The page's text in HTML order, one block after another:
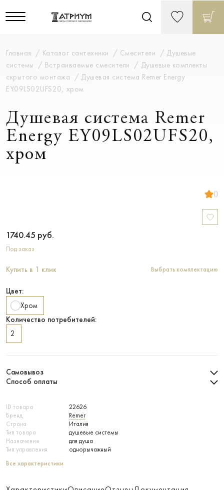
Главная Каталог сантехники Смесители
Душевые
системы
Встраиваемые смесители
Душевые комплекты
скрытого монтажа
Душевая система Remer Energy
EY09LS02UFS20, хром
Душевая система Remer
Energy EY09LS02UFS20,
хром
()
ID товара
22626
Бренд
Remer
Страна
Италия
Тип товара
душевые системы
Назначение
для душа
Тип управления
однорычажный
Все характеристики
1740.45 руб.
Под заказ
Купить в 1 клик Выбрать комплектацию
Цвет:
Хром
Количество потребителей:
2
Самовывоз
Способ оплаты